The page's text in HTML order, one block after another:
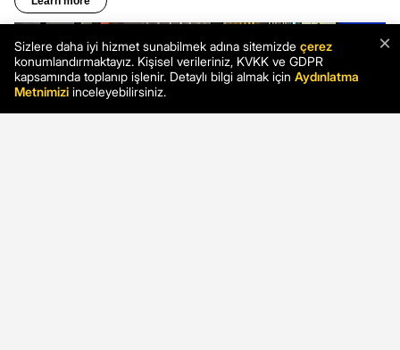
×
Sizlere daha iyi hizmet sunabilmek adına sitemizde çerez
konumlandırmaktayız. Kişisel verileriniz, KVKK ve GDPR
kapsamında toplanıp işlenir. Detaylı bilgi almak için Aydınlatma
Metnimizi inceleyebilirsiniz.